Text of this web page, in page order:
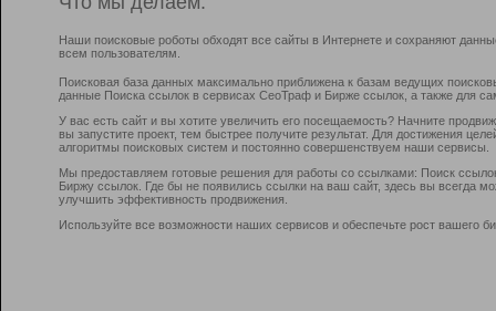
Наши поисковые роботы обходят все сайты в Интернете и сохраняют
всем пользователям.
Поисковая база данных максимально приближена к базам ведущих
данные Поиска ссылок в сервисах СеоТраф и Бирже ссылок, а также для
У вас есть сайт и вы хотите увеличить его посещаемость? Начните
вы запустите проект, тем быстрее получите результат. Для достижения
алгоритмы поисковых систем и постоянно совершенствуем наши сервисы.
Мы предоставляем готовые решения для работы со ссылками: Поиск
Биржу ссылок. Где бы не появились ссылки на ваш сайт, здесь вы всегда
улучшить эффективность продвижения.
Используйте все возможности наших сервисов и обеспечьте рост вашего